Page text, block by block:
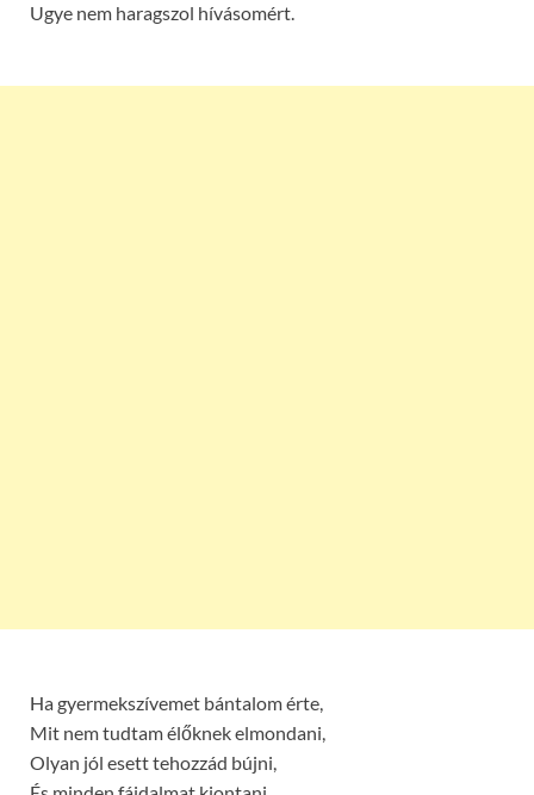
Ugye nem haragszol hívásomért.
Ha gyermekszívemet bántalom érte,
Mit nem tudtam élőknek elmondani,
Olyan jól esett tehozzád bújni,